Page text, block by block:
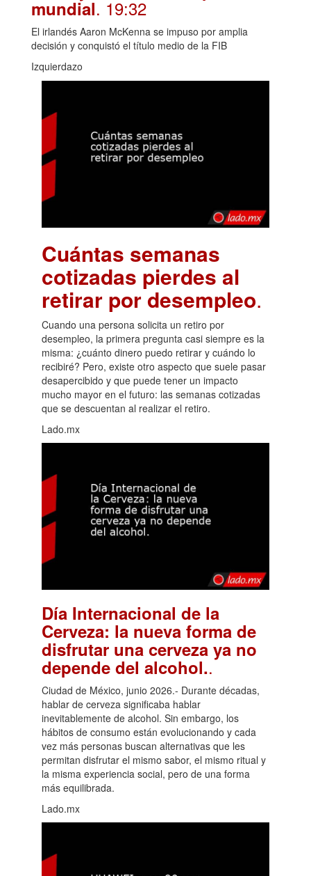
mundial. 19:32
El irlandés Aaron McKenna se impuso por amplia
decisión y conquistó el título medio de la FIB
Izquierdazo
Cuántas semanas
cotizadas pierdes al
retirar por desempleo.
Cuando una persona solicita un retiro por
desempleo, la primera pregunta casi siempre es la
misma: ¿cuánto dinero puedo retirar y cuándo lo
recibiré? Pero, existe otro aspecto que suele pasar
desapercibido y que puede tener un impacto
mucho mayor en el futuro: las semanas cotizadas
que se descuentan al realizar el retiro.
Lado.mx
Día Internacional de la
Cerveza: la nueva forma de
disfrutar una cerveza ya no
depende del alcohol..
Ciudad de México, junio 2026.- Durante décadas,
hablar de cerveza significaba hablar
inevitablemente de alcohol. Sin embargo, los
hábitos de consumo están evolucionando y cada
vez más personas buscan alternativas que les
permitan disfrutar el mismo sabor, el mismo ritual y
la misma experiencia social, pero de una forma
más equilibrada.
Lado.mx